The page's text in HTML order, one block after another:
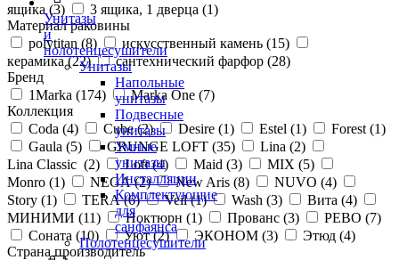
Унитазы
и
полотенцесушители
Унитазы
Напольные
унитазы
Подвесные
унитазы
Умные
унитазы
Инсталляции
Комплектующие
для
санфаянса
Полотенцесушители
ящика (3) 3 ящика, 1 дверца (1)
Материал раковины
polytitan (8) искусственный камень (15)
керамика (22) сантехнический фарфор (28)
Бренд
1Marka (174) Marka One (7)
Коллекция
Coda (4) Cube (2) Desire (1) Estel (1) Forest (1)
Gaula (5) GRUNGE LOFT (35) Lina (2)
Lina Classic (2) Loft (4) Maid (3) MIX (5)
Monro (1) NEGA (2) New Aris (8) NUVO (4)
Story (1) TERA (6) Veil (1) Wash (3) Вита (4)
МИНИМИ (11) Ноктюрн (1) Прованс (3) РЕВО (7)
Соната (10) Уют (2) ЭКОНОМ (3) Этюд (4)
Страна производитель